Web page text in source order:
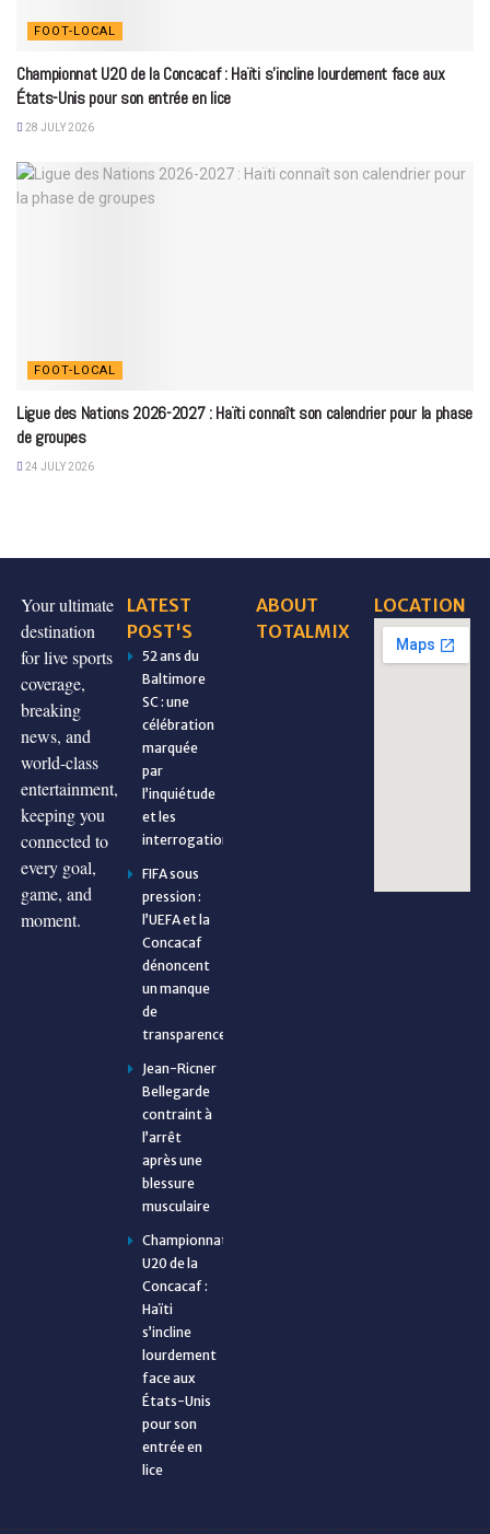
FOOT-LOCAL
Championnat U20 de la Concacaf : Haïti s’incline lourdement face aux
États-Unis pour son entrée en lice
28 JULY 2026
FOOT-LOCAL
Ligue des Nations 2026-2027 : Haïti connaît son calendrier pour la phase
de groupes
24 JULY 2026
Your ultimate
destination
for live sports
coverage,
breaking
news, and
world-class
entertainment,
keeping you
connected to
every goal,
game, and
moment.
LATEST
POST'S
52 ans du
Baltimore
SC : une
célébration
marquée
par
l’inquiétude
et les
interrogations
FIFA sous
pression :
l’UEFA et la
Concacaf
dénoncent
un manque
de
transparence
Jean-Ricner
Bellegarde
contraint à
l’arrêt
après une
blessure
musculaire
Championnat
U20 de la
Concacaf :
Haïti
s’incline
lourdement
face aux
États-Unis
pour son
entrée en
lice
ABOUT
TOTALMIX
LOCATION